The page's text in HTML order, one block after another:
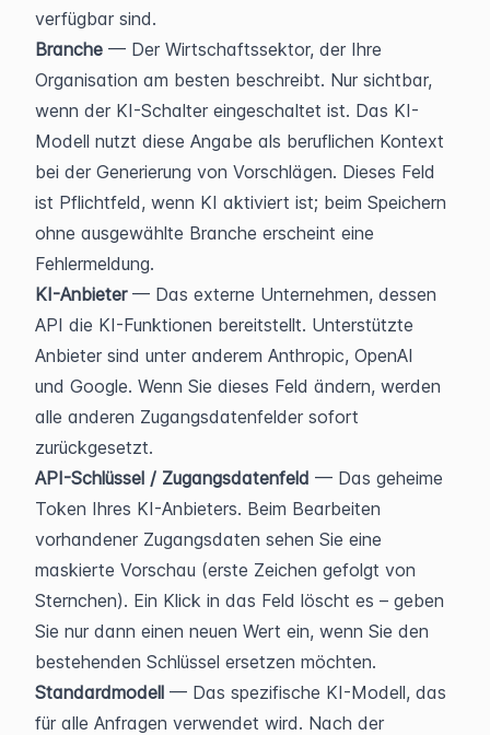
verfügbar sind.
Branche — Der Wirtschaftssektor, der Ihre
Organisation am besten beschreibt. Nur sichtbar,
wenn der KI-Schalter eingeschaltet ist. Das KI-
Modell nutzt diese Angabe als beruflichen Kontext
bei der Generierung von Vorschlägen. Dieses Feld
ist Pflichtfeld, wenn KI aktiviert ist; beim Speichern
ohne ausgewählte Branche erscheint eine
Fehlermeldung.
KI-Anbieter — Das externe Unternehmen, dessen
API die KI-Funktionen bereitstellt. Unterstützte
Anbieter sind unter anderem Anthropic, OpenAI
und Google. Wenn Sie dieses Feld ändern, werden
alle anderen Zugangsdatenfelder sofort
zurückgesetzt.
API-Schlüssel / Zugangsdatenfeld — Das geheime
Token Ihres KI-Anbieters. Beim Bearbeiten
vorhandener Zugangsdaten sehen Sie eine
maskierte Vorschau (erste Zeichen gefolgt von
Sternchen). Ein Klick in das Feld löscht es – geben
Sie nur dann einen neuen Wert ein, wenn Sie den
bestehenden Schlüssel ersetzen möchten.
Standardmodell — Das spezifische KI-Modell, das
für alle Anfragen verwendet wird. Nach der